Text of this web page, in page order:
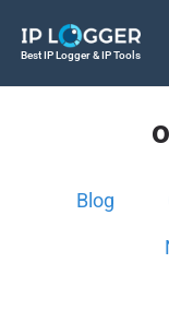
Best IP Logger & IP Tools
Blog